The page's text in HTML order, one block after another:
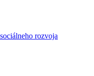
rozvoja